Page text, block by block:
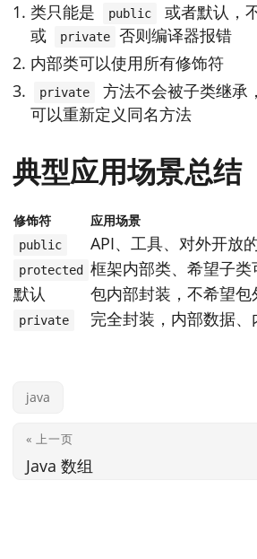
类只能是 public 或者默认，
或 private
否则编译器报错
内部类可以使用所有修饰符
private
方法不会被子类继承
可以重新定义同名方法
典型应用场景总结
修饰符 应用场景
public API、工具、对外开放
protected
框架内部类、希望子
默认
包内部封装，不希望包
private 完全封装，内部数据、
java
« 上一页
Java 数组